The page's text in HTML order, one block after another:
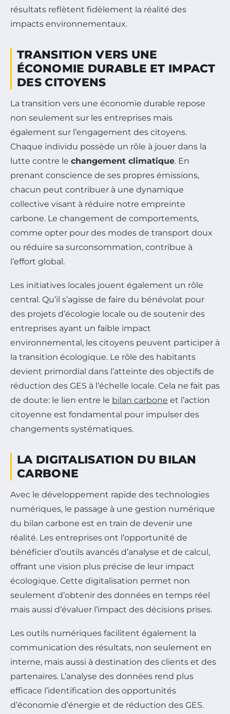
résultats reflètent fidèlement la réalité des
impacts environnementaux.
TRANSITION VERS UNE
ÉCONOMIE DURABLE ET IMPACT
DES CITOYENS
La transition vers une économie durable repose
non seulement sur les entreprises mais
également sur l’engagement des citoyens.
Chaque individu possède un rôle à jouer dans la
lutte contre le changement climatique. En
prenant conscience de ses propres émissions,
chacun peut contribuer à une dynamique
collective visant à réduire notre empreinte
carbone. Le changement de comportements,
comme opter pour des modes de transport doux
ou réduire sa surconsommation, contribue à
l’effort global.
Les initiatives locales jouent également un rôle
central. Qu’il s’agisse de faire du bénévolat pour
des projets d’écologie locale ou de soutenir des
entreprises ayant un faible impact
environnemental, les citoyens peuvent participer à
la transition écologique. Le rôle des habitants
devient primordial dans l’atteinte des objectifs de
réduction des GES à l’échelle locale. Cela ne fait pas
de doute: le lien entre le bilan carbone et l’action
citoyenne est fondamental pour impulser des
changements systématiques.
LA DIGITALISATION DU BILAN
CARBONE
Avec le développement rapide des technologies
numériques, le passage à une gestion numérique
du bilan carbone est en train de devenir une
réalité. Les entreprises ont l’opportunité de
bénéficier d’outils avancés d’analyse et de calcul,
offrant une vision plus précise de leur impact
écologique. Cette digitalisation permet non
seulement d’obtenir des données en temps réel
mais aussi d’évaluer l’impact des décisions prises.
Les outils numériques facilitent également la
communication des résultats, non seulement en
interne, mais aussi à destination des clients et des
partenaires. L’analyse des données rend plus
efficace l’identification des opportunités
d’économie d’énergie et de réduction des GES.